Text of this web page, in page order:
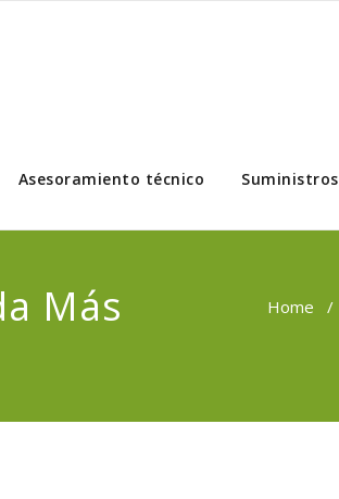
Asesoramiento técnico Suministros
Más Home /